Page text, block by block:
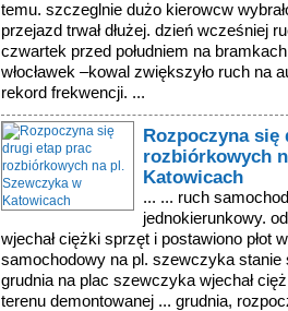
temu. szczeglnie dużo kierowcw
przejazd trwał dłużej. dzień wcześniej
czwartek przed południem na
włocławek –kowal zwiększyło ruch na
rekord frekwencji. ...
Rozpoczyna
rozbiórkowych
Katowicach
... ... ruch
jednokierunkowy.
wjechał ciężki sprzęt i postawiono płot
samochodowy na pl. szewczyka stanie
grudnia na plac szewczyka wjechał
terenu demontowanej ... grudnia,